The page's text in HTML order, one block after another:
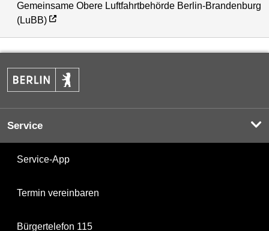
Gemeinsame Obere Luftfahrtbehörde Berlin-Brandenburg
(LuBB)
Service
Service-App
Termin vereinbaren
Bürgertelefon 115